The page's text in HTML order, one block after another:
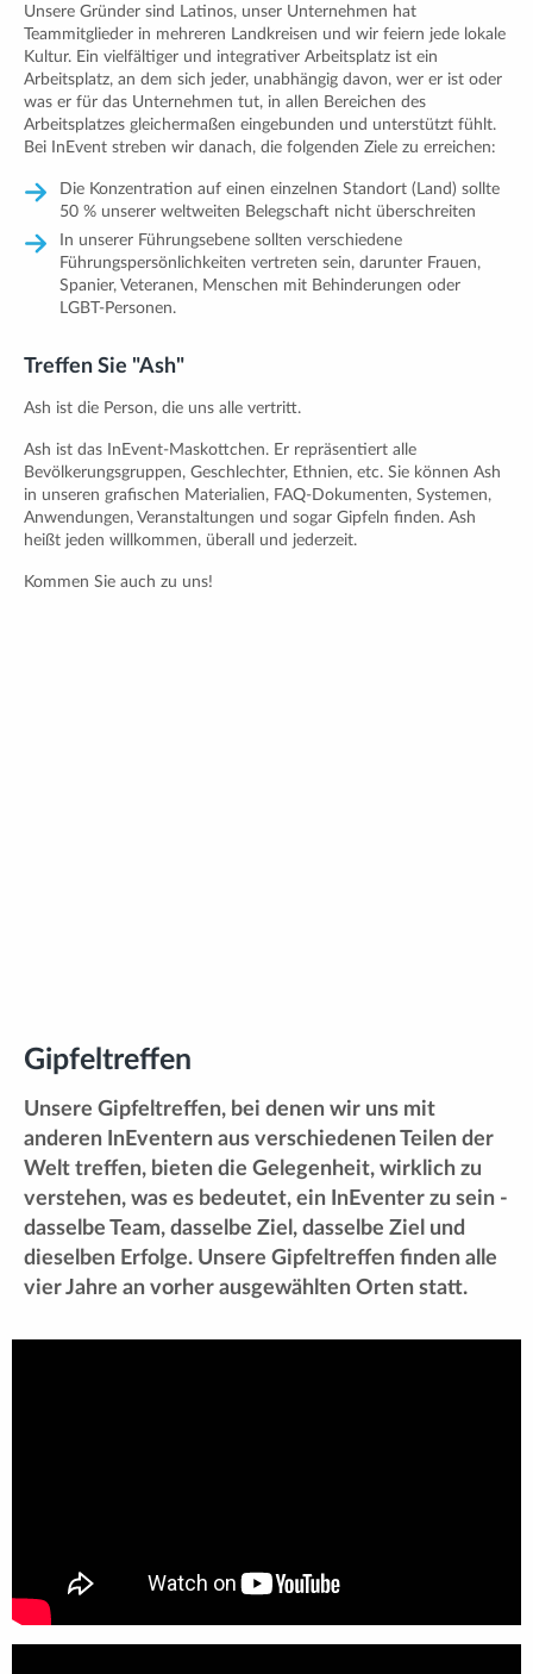
Unsere Gründer sind Latinos, unser Unternehmen hat
Teammitglieder in mehreren Landkreisen und wir feiern jede lokale
Kultur. Ein vielfältiger und integrativer Arbeitsplatz ist ein
Arbeitsplatz, an dem sich jeder, unabhängig davon, wer er ist oder
was er für das Unternehmen tut, in allen Bereichen des
Arbeitsplatzes gleichermaßen eingebunden und unterstützt fühlt.
Bei InEvent streben wir danach, die folgenden Ziele zu erreichen:
Die Konzentration auf einen einzelnen Standort (Land) sollte
50 % unserer weltweiten Belegschaft nicht überschreiten
In unserer Führungsebene sollten verschiedene
Führungspersönlichkeiten vertreten sein, darunter Frauen,
Spanier, Veteranen, Menschen mit Behinderungen oder
LGBT-Personen.
Treffen Sie "Ash"
Ash ist die Person, die uns alle vertritt.
Ash ist das InEvent-Maskottchen. Er repräsentiert alle
Bevölkerungsgruppen, Geschlechter, Ethnien, etc. Sie können Ash
in unseren grafischen Materialien, FAQ-Dokumenten, Systemen,
Anwendungen, Veranstaltungen und sogar Gipfeln finden. Ash
heißt jeden willkommen, überall und jederzeit.
Kommen Sie auch zu uns!
Gipfeltreffen
Unsere Gipfeltreffen, bei denen wir uns mit
anderen InEventern aus verschiedenen Teilen der
Welt treffen, bieten die Gelegenheit, wirklich zu
verstehen, was es bedeutet, ein InEventer zu sein -
dasselbe Team, dasselbe Ziel, dasselbe Ziel und
dieselben Erfolge. Unsere Gipfeltreffen finden alle
vier Jahre an vorher ausgewählten Orten statt.